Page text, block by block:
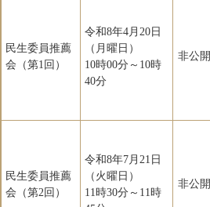
民生委員推薦
会（第1回）
令和8年4月20日
（月曜日）
10時00分～10時
40分
非公開
民生委員推薦
会（第2回）
令和8年7月21日
（火曜日）
11時30分～11時
非公開